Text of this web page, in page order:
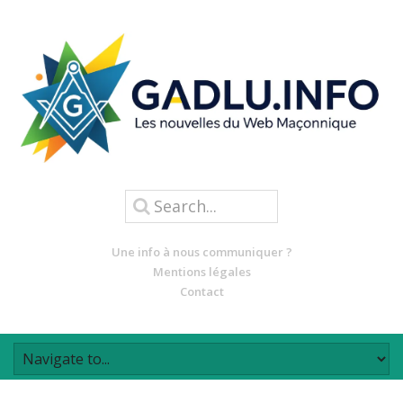
Une info à nous communiquer ?
Mentions légales
Contact